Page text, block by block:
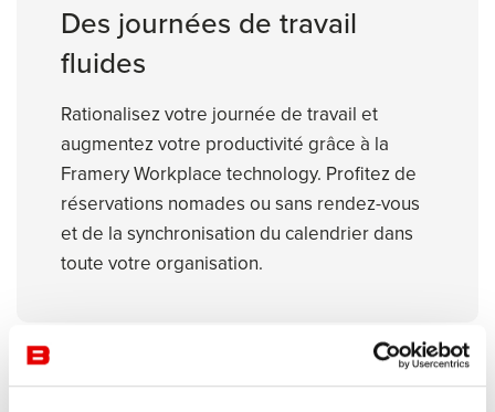
Des journées de travail
fluides
Rationalisez votre journée de travail et
augmentez votre productivité grâce à la
Framery Workplace technology. Profitez de
réservations nomades ou sans rendez-vous
et de la synchronisation du calendrier dans
toute votre organisation.